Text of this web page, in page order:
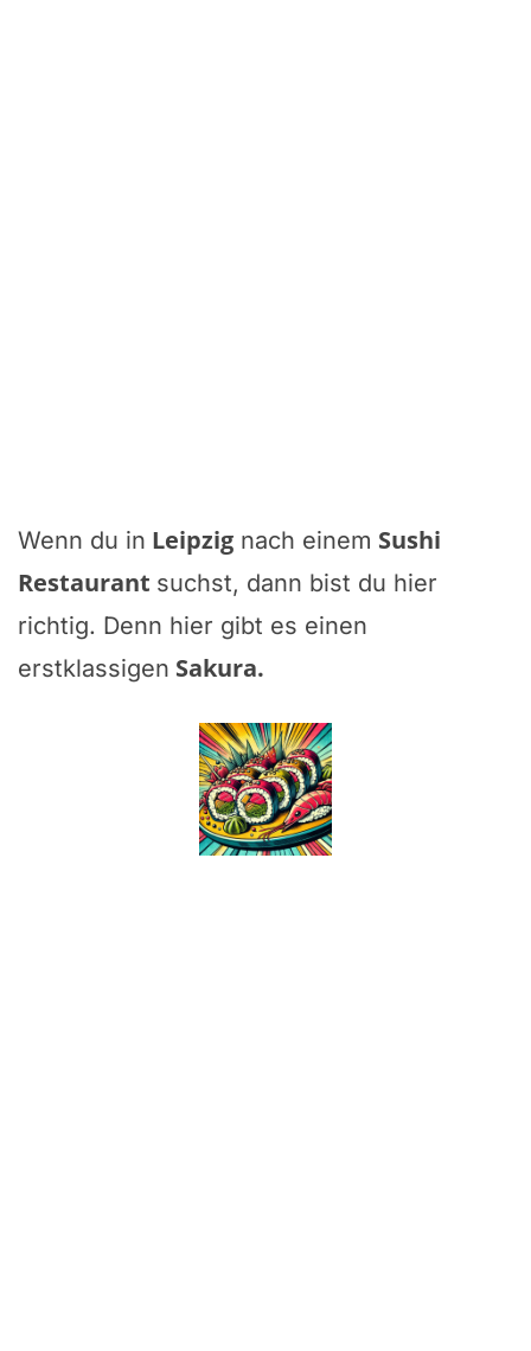
Wenn du in Leipzig nach einem Sushi
Restaurant suchst, dann bist du hier
richtig. Denn hier gibt es einen
erstklassigen Sakura.